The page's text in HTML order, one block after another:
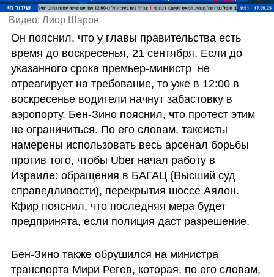
Видео: Лиор Шарон
Он пояснил, что у главы правительства есть
время до воскресенья, 21 сентября. Если до
указанного срока премьер-министр  не
отреагирует на требование, то уже в 12:00 в
воскресенье водители начнут забастовку в
аэропорту. Бен-Зино пояснил, что протест этим
не ограничиться. По его словам, таксисты
намерены использовать весь арсенал борьбы
против того, чтобы Uber начал работу в
Израиле: обращения в БАГАЦ (Высший суд
справедливости), перекрытия шоссе Аялон.
Кфир пояснил, что последняя мера будет
предпринята, если полиция даст разрешение.
Бен-Зино также обрушился на министра
транспорта Мири Регев, которая, по его словам,